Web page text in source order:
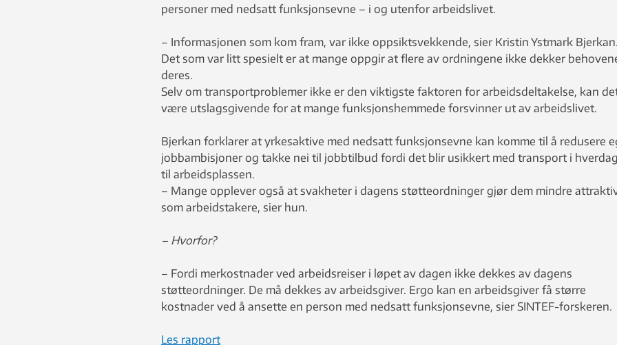
personer med nedsatt funksjonsevne – i og utenfor arbeidslivet.
– Informasjonen som kom fram, var ikke oppsiktsvekkende, sier Kristin Ystmark
Det som var litt spesielt er at mange oppgir at flere av ordningene ikke dekker
deres.
Selv om transportproblemer ikke er den viktigste faktoren for arbeidsdeltakelse, kan
være utslagsgivende for at mange funksjonshemmede forsvinner ut av arbeidslivet.
Bjerkan forklarer at yrkesaktive med nedsatt funksjonsevne kan komme til å redusere
jobbambisjoner og takke nei til jobbtilbud fordi det blir usikkert med transport i
til arbeidsplassen.
– Mange opplever også at svakheter i dagens støtteordninger gjør dem mindre
som arbeidstakere, sier hun.
– Hvorfor?
– Fordi merkostnader ved arbeidsreiser i løpet av dagen ikke dekkes av dagens
støtteordninger. De må dekkes av arbeidsgiver. Ergo kan en arbeidsgiver få større
kostnader ved å ansette en person med nedsatt funksjonsevne, sier SINTEF-forskeren.
Les rapport